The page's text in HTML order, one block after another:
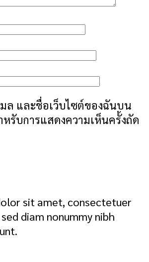
ล และชื่อเว็บไซต์ของฉันบน
หรับการแสดงความเห็นครั้งถัด
sit amet, consectetuer
diam nonummy nibh